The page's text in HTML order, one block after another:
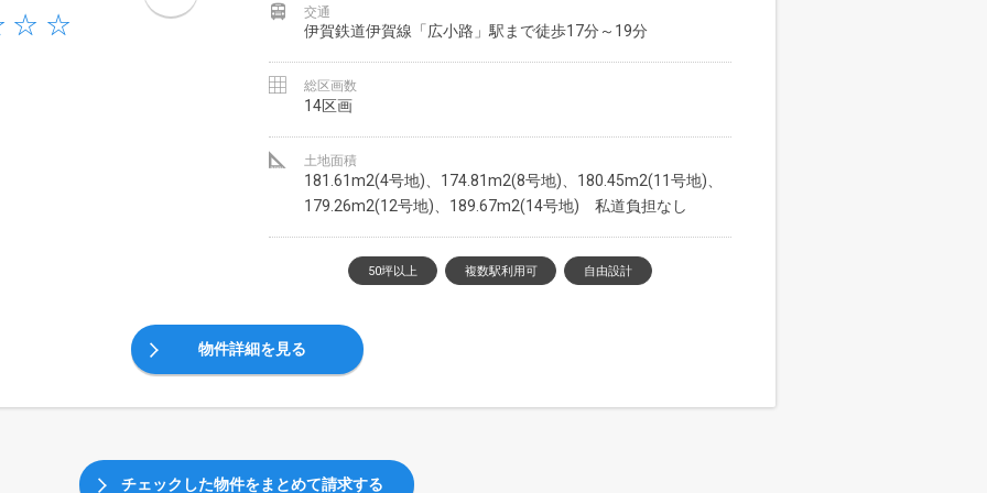
交通
伊賀鉄道伊賀線「広小路」駅まで徒歩17分～19分
総区画数
14区画
土地面積
181.61m2(4号地)、174.81m2(8号地)、180.45m2(11号地)、
179.26m2(12号地)、189.67m2(14号地) 私道負担なし
50坪以上 複数駅利用可 自由設計
物件詳細を見る
チェックした物件をまとめて請求する